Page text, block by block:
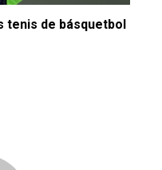
de básquetbol